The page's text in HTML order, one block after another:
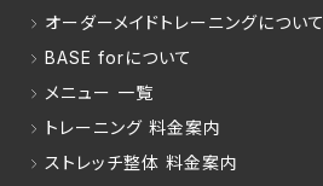
オーダーメイドトレーニングについて
BASE forについて
メニュー 一覧
トレーニング 料金案内
ストレッチ整体 料金案内